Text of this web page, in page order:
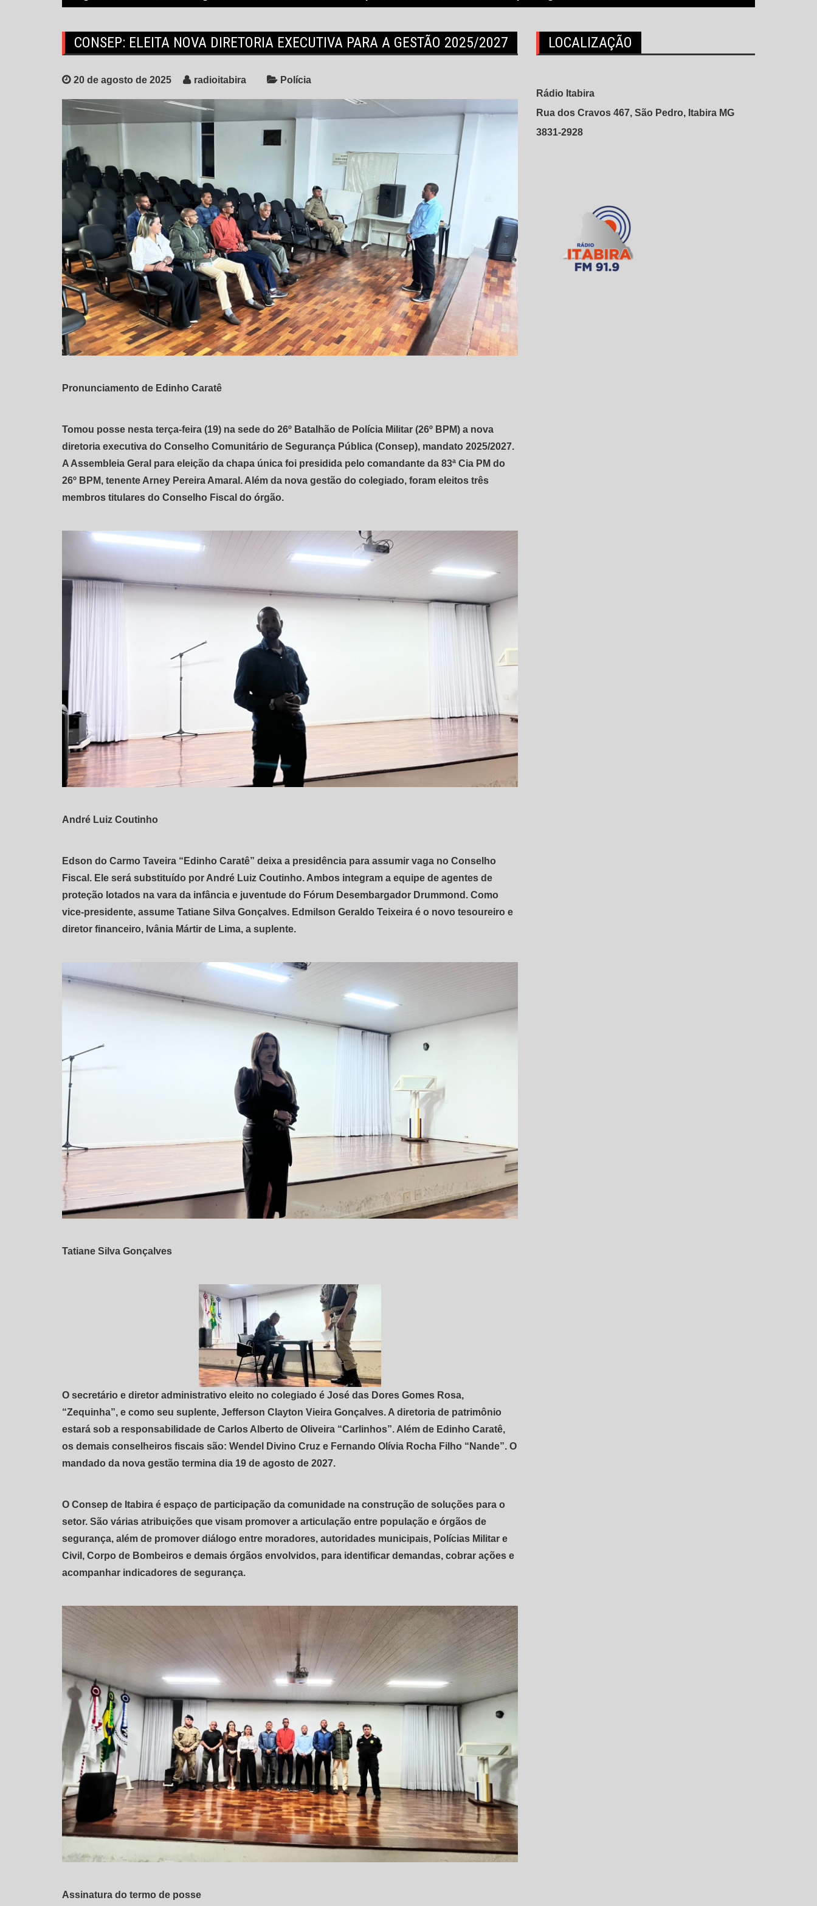
CONSEP: ELEITA NOVA DIRETORIA EXECUTIVA PARA A GESTÃO 2025/2027
20 de agosto de 2025 radioitabira Polícia
Pronunciamento de Edinho Caratê
Tomou posse nesta terça-feira (19) na sede do 26º Batalhão de Polícia Militar (26º BPM) a nova
diretoria executiva do Conselho Comunitário de Segurança Pública (Consep), mandato 2025/2027.
A Assembleia Geral para eleição da chapa única foi presidida pelo comandante da 83ª Cia PM do
26º BPM, tenente Arney Pereira Amaral. Além da nova gestão do colegiado, foram eleitos três
membros titulares do Conselho Fiscal do órgão.
André Luiz Coutinho
Edson do Carmo Taveira “Edinho Caratê” deixa a presidência para assumir vaga no Conselho
Fiscal. Ele será substituído por André Luiz Coutinho. Ambos integram a equipe de agentes de
proteção lotados na vara da infância e juventude do Fórum Desembargador Drummond. Como
vice-presidente, assume Tatiane Silva Gonçalves. Edmilson Geraldo Teixeira é o novo tesoureiro e
diretor financeiro, Ivânia Mártir de Lima, a suplente.
Tatiane Silva Gonçalves
O secretário e diretor administrativo eleito no colegiado é José das Dores Gomes Rosa,
“Zequinha”, e como seu suplente, Jefferson Clayton Vieira Gonçalves. A diretoria de patrimônio
estará sob a responsabilidade de Carlos Alberto de Oliveira “Carlinhos”. Além de Edinho Caratê,
os demais conselheiros fiscais são: Wendel Divino Cruz e Fernando Olívia Rocha Filho “Nande”. O
mandado da nova gestão termina dia 19 de agosto de 2027.
O Consep de Itabira é espaço de participação da comunidade na construção de soluções para o
setor. São várias atribuições que visam promover a articulação entre população e órgãos de
segurança, além de promover diálogo entre moradores, autoridades municipais, Polícias Militar e
Civil, Corpo de Bombeiros e demais órgãos envolvidos, para identificar demandas, cobrar ações e
acompanhar indicadores de segurança.
Assinatura do termo de posse
LOCALIZAÇÃO
Rádio Itabira
Rua dos Cravos 467, São Pedro, Itabira MG
3831-2928